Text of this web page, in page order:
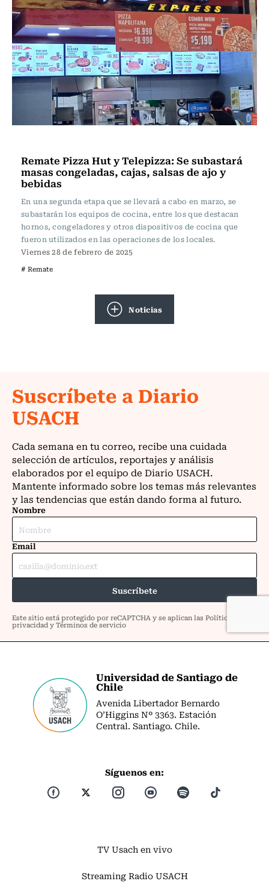
Remate Pizza Hut y Telepizza: Se subastará
masas congeladas, cajas, salsas de ajo y
bebidas
En una segunda etapa que se llevará a cabo en marzo, se
subastarán los equipos de cocina, entre los que destacan
hornos, congeladores y otros dispositivos de cocina que
fueron utilizados en las operaciones de los locales.
Viernes 28 de febrero de 2025
# Remate
Noticias
Universidad de Santiago de
Chile
Avenida Libertador Bernardo
O’Higgins Nº 3363. Estación
Central. Santiago. Chile.
Síguenos en:
TV Usach en vivo
Streaming Radio USACH